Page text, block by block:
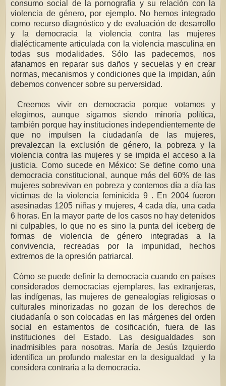
consumo social de la pornografía y su relación con la
violencia de género, por ejemplo. No hemos integrado
como recurso diagnóstico y de evaluación de desarrollo
y la democracia la violencia contra las mujeres
dialécticamente articulada con la violencia masculina en
todas sus modalidades. Sólo las padecemos, nos
afanamos en reparar sus daños y secuelas y en crear
normas, mecanismos y condiciones que la impidan, aún
debemos convencer sobre su perversidad.
Creemos vivir en democracia porque votamos y
elegimos, aunque sigamos siendo minoría política,
también porque hay instituciones independientemente de
que no impulsen la ciudadanía de las mujeres,
prevalezcan la exclusión de género, la pobreza y la
violencia contra las mujeres y se impida el acceso a la
justicia. Como sucede en México: Se define como una
democracia constitucional, aunque más del 60% de las
mujeres sobrevivan en pobreza y contemos día a día las
víctimas de la violencia feminicida 9 . En 2004 fueron
asesinadas 1205 niñas y mujeres, 4 cada día, una cada
6 horas. En la mayor parte de los casos no hay detenidos
ni culpables, lo que no es sino la punta del iceberg de
formas de violencia de género integradas a la
convivencia, recreadas por la impunidad, hechos
extremos de la opresión patriarcal.
Cómo se puede definir la democracia cuando en países
considerados democracias ejemplares, las extranjeras,
las indígenas, las mujeres de genealogías religiosas o
culturales minorizadas no gozan de los derechos de
ciudadanía o son colocadas en las márgenes del orden
social en estamentos de cosificación, fuera de las
instituciones del Estado. Las desigualdades son
inadmisibles para nosotras. María de Jesús Izquierdo
identifica un profundo malestar en la desigualdad y la
considera contraria a la democracia.